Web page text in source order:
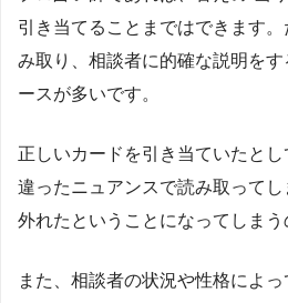
引き当てることまではできます
み取り、相談者に的確な説明を
ースが多いです。
正しいカードを引き当ていたと
違ったニュアンスで読み取って
外れたということになってしまう
また、相談者の状況や性格によ